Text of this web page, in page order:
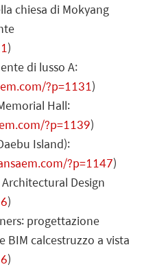
chiesa di Mokyang
)
di lusso A:
?p=1131)
Hall:
?p=1139)
Island):
?p=1147)
Design
)
progettazione
calcestruzzo a vista
)